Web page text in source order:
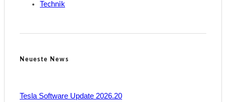
Technik
Neueste News
Tesla Software Update 2026.20